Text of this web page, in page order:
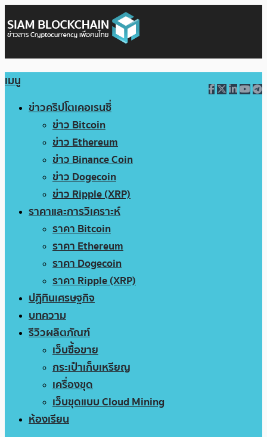
เมนู
ข่าวคริปโตเคอเรนซี่
ข่าว Bitcoin
ข่าว Ethereum
ข่าว Binance Coin
ข่าว Dogecoin
ข่าว Ripple (XRP)
ราคาและการวิเคราะห์
ราคา Bitcoin
ราคา Ethereum
ราคา Dogecoin
ราคา Ripple (XRP)
ปฏิทินเศรษฐกิจ
บทความ
รีวิวผลิตภัณฑ์
เว็บซื้อขาย
กระเป๋าเก็บเหรียญ
เครื่องขุด
เว็บขุดแบบ Cloud Mining
ห้องเรียน